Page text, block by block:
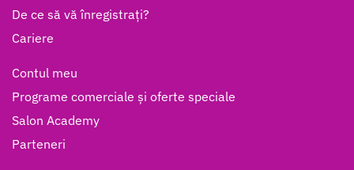
De ce să vă înregistrați?
Cariere
Contul meu
Programe comerciale și oferte speciale
Salon Academy
Parteneri